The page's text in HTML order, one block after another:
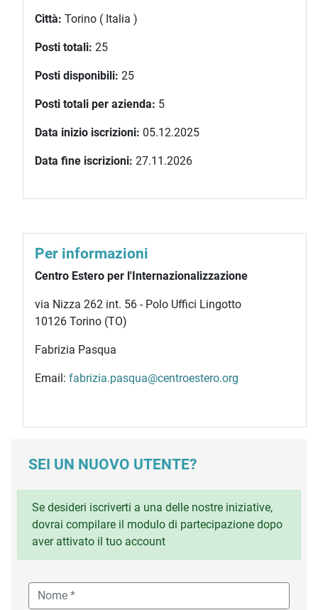
Città: Torino ( Italia )
Posti totali: 25
Posti disponibili: 25
Posti totali per azienda: 5
Data inizio iscrizioni: 05.12.2025
Data fine iscrizioni: 27.11.2026
Per informazioni
Centro Estero per l'Internazionalizzazione
via Nizza 262 int. 56 - Polo Uffici Lingotto
10126 Torino (TO)
Fabrizia Pasqua
Email: fabrizia.pasqua@centroestero.org
SEI UN NUOVO UTENTE?
Se desideri iscriverti a una delle nostre iniziative,
dovrai compilare il modulo di partecipazione dopo
aver attivato il tuo account